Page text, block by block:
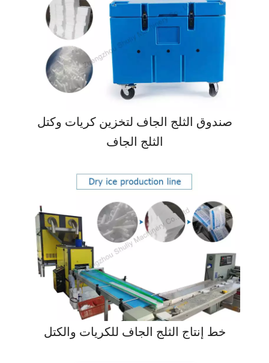
صندوق الثلج الجاف لتخزين كريات وكتل
الثلج الجاف
خط إنتاج الثلج الجاف للكريات والكتل